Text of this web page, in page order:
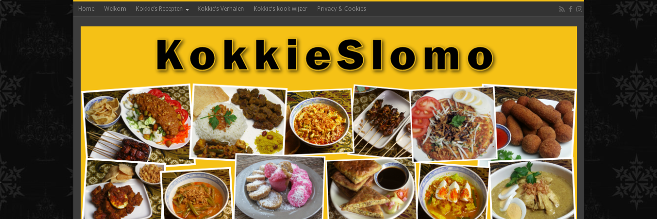
Home Welkom Kokkie’s Recepten Kokkie’s Verhalen Kokkie’s kook wijzer Privacy & Cookies